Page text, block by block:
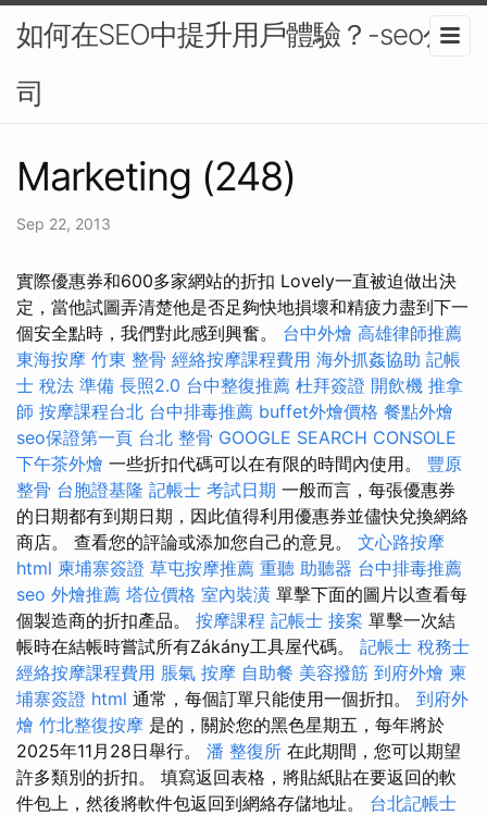
如何在SEO中提升用戶體驗？-seo公
司
Marketing (248)
Sep 22, 2013
實際優惠券和600多家網站的折扣 Lovely一直被迫做出決
定，當他試圖弄清楚他是否足夠快地損壞和精疲力盡到下一
個安全點時，我們對此感到興奮。 台中外燴 高雄律師推薦
東海按摩 竹東 整骨 經絡按摩課程費用 海外抓姦協助 記帳
士 稅法 準備 長照2.0 台中整復推薦 杜拜簽證 開飲機 推拿
師 按摩課程台北 台中排毒推薦 buffet外燴價格 餐點外燴
seo保證第一頁 台北 整骨 GOOGLE SEARCH CONSOLE
下午茶外燴 一些折扣代碼可以在有限的時間內使用。 豐原
整骨 台胞證基隆 記帳士 考試日期 一般而言，每張優惠券
的日期都有到期日期，因此值得利用優惠券並儘快兌換網絡
商店。 查看您的評論或添加您自己的意見。 文心路按摩
html 柬埔寨簽證 草屯按摩推薦 重聽 助聽器 台中排毒推薦
seo 外燴推薦 塔位價格 室內裝潢 單擊下面的圖片以查看每
個製造商的折扣產品。 按摩課程 記帳士 接案 單擊一次結
帳時在結帳時嘗試所有Zákány工具屋代碼。 記帳士 稅務士
經絡按摩課程費用 脹氣 按摩 自助餐 美容撥筋 到府外燴 柬
埔寨簽證 html 通常，每個訂單只能使用一個折扣。 到府外
燴 竹北整復按摩 是的，關於您的黑色星期五，每年將於
2025年11月28日舉行。 潘 整復所 在此期間，您可以期望
許多類別的折扣。 填寫返回表格，將貼紙貼在要返回的軟
件包上，然後將軟件包返回到網絡存儲地址。 台北記帳士